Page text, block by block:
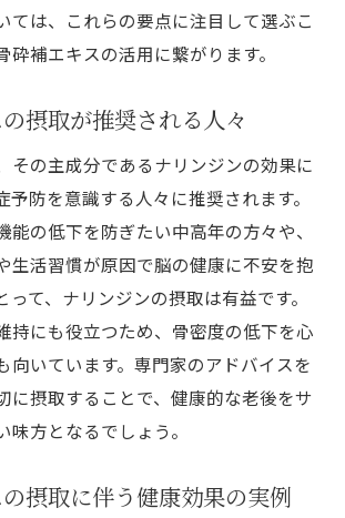
ては、これらの要点に注目して選ぶこ
砕補エキスの活用に繋がります。
摂取が推奨される人々
その主成分であるナリンジンの効果に
予防を意識する人々に推奨されます。
能の低下を防ぎたい中高年の方々や、
生活習慣が原因で脳の健康に不安を抱
って、ナリンジンの摂取は有益です。
持にも役立つため、骨密度の低下を心
向いています。専門家のアドバイスを
に摂取することで、健康的な老後をサ
味方となるでしょう。
摂取に伴う健康効果の実例